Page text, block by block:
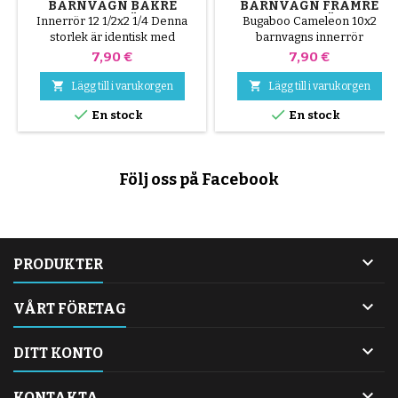
BARNVAGN BAKRE
INNERRÖR
Innerrör 12 1/2x2 1/4 Denna
storlek är identisk med
12x1,125-2,25
Pris
7,90 €
 Lägg till i varukorgen
 En stock
BARNVAGN FRÄMRE
INNERRÖR
Bugaboo Cameleon 10x2
barnvagns innerrör
Pris
7,90 €
 Lägg till i varukorgen
 En stock
Följ oss på Facebook
PRODUKTER 
VÅRT FÖRETAG 
DITT KONTO 